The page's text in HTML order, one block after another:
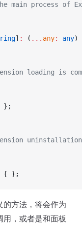
main process of
] : ( ... any: any)
loading is
};
{ };
的方法，将会作为
用，或者是和面板